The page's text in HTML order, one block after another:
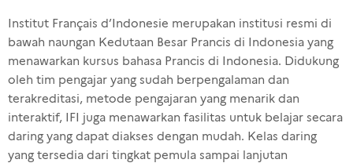
Institut Français d’Indonesie merupakan institusi resmi di
bawah naungan Kedutaan Besar Prancis di Indonesia yang
menawarkan kursus bahasa Prancis di Indonesia. Didukung
oleh tim pengajar yang sudah berpengalaman dan
terakreditasi, metode pengajaran yang menarik dan
interaktif, IFI juga menawarkan fasilitas untuk belajar secara
daring yang dapat diakses dengan mudah. Kelas daring
yang tersedia dari tingkat pemula sampai lanjutan